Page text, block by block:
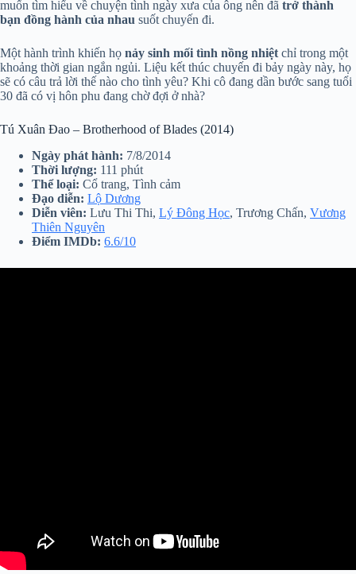
muốn tìm hiểu về chuyện tình ngày xưa của ông nên đã trở thành
bạn đồng hành của nhau suốt chuyến đi.
Một hành trình khiến họ nảy sinh mối tình nồng nhiệtchỉ trong một
khoảng thời gian ngắn ngủi. Liệu kết thúc chuyến đi bảy ngày này, họ
sẽ có câu trả lời thế nào cho tình yêu? Khi cô đang dần bước sang tuổi
30 đã có vị hôn phu đang chờ đợi ở nhà?
Tú Xuân Đao – Brotherhood of Blades (2014)
Ngày phát hành: 7/8/2014
Thời lượng: 111 phút
Thể loại: Cổ trang, Tình cảm
Đạo diễn: Lộ Dương
Diễn viên: Lưu Thi Thi, Lý Đông Học, Trương Chấn, Vương
Thiên Nguyên
Điểm IMDb: 6.6/10